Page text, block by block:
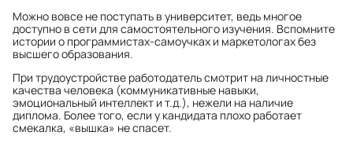
Можно вовсе не поступать в университет, ведь многое
доступно в сети для самостоятельного изучения. Вспомните
истории о программистах-самоучках и маркетологах без
высшего образования.
При трудоустройстве работодатель смотрит на личностные
качества человека (коммуникативные навыки,
эмоциональный интеллект и т.д.), нежели на наличие
диплома. Более того, если у кандидата плохо работает
смекалка, «вышка» не спасет.